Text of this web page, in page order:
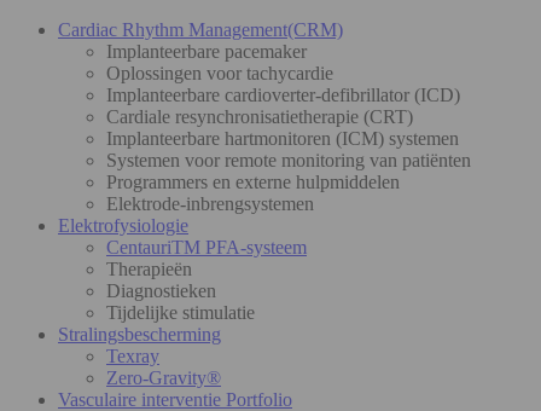
Cardiac Rhythm Management(CRM)
Implanteerbare pacemaker
Oplossingen voor tachycardie
Implanteerbare cardioverter-defibrillator (ICD)
Cardiale resynchronisatietherapie (CRT)
Implanteerbare hartmonitoren (ICM) systemen
Systemen voor remote monitoring van patiënten
Programmers en externe hulpmiddelen
Elektrode-inbrengsystemen
Elektrofysiologie
CentauriTM PFA-systeem
Therapieën
Diagnostieken
Tijdelijke stimulatie
Stralingsbescherming
Texray
Zero-Gravity®
Vasculaire interventie Portfolio